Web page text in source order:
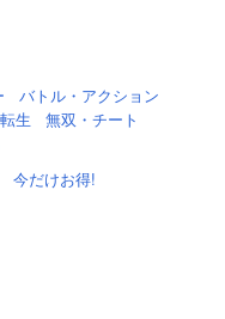
バトル・アクション
生
無双・チート
今だけお得!